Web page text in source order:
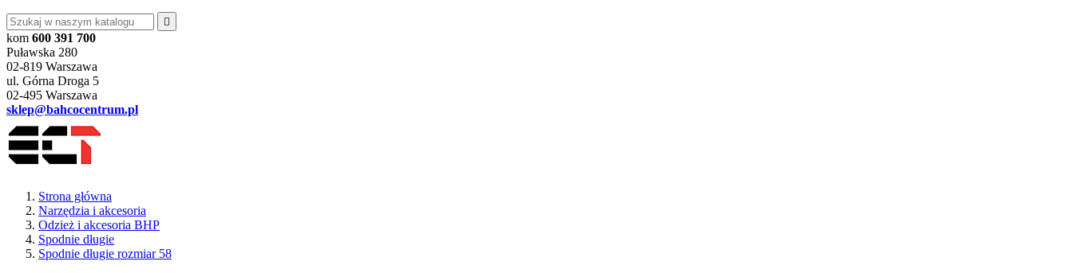

kom 600 391 700
Puławska 280
02-819 Warszawa
ul. Górna Droga 5
02-495 Warszawa
sklep@bahcocentrum.pl
Strona główna
Narzędzia i akcesoria
Odzież i akcesoria BHP
Spodnie długie
Spodnie długie rozmiar 58